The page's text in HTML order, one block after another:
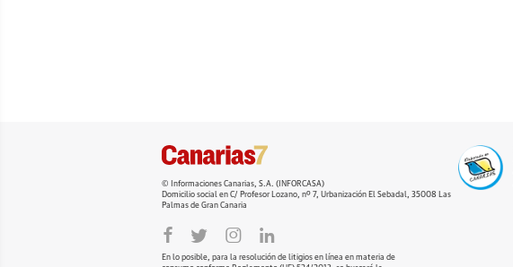
© Informaciones Canarias, S.A. (INFORCASA)
Domicilio social en C/ Profesor Lozano, nº 7, Urbanización El Sebadal, 35008 Las
Palmas de Gran Canaria
En lo posible, para la resolución de litigios en línea en materia de